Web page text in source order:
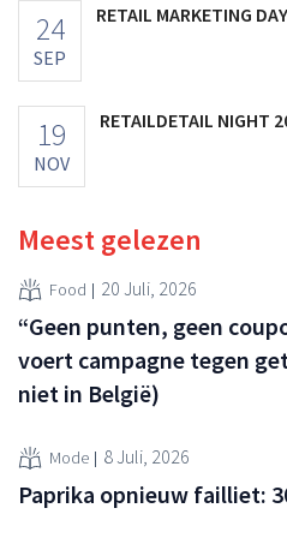
24
SEP
RETAIL MARKETING
19
NOV
RETAILDETAIL NIGHT
Meest gelezen
Food 20 Juli, 2026
“Geen punten, geen
voert campagne tegen
niet in België)
Mode 8 Juli, 2026
Paprika opnieuw failliet: